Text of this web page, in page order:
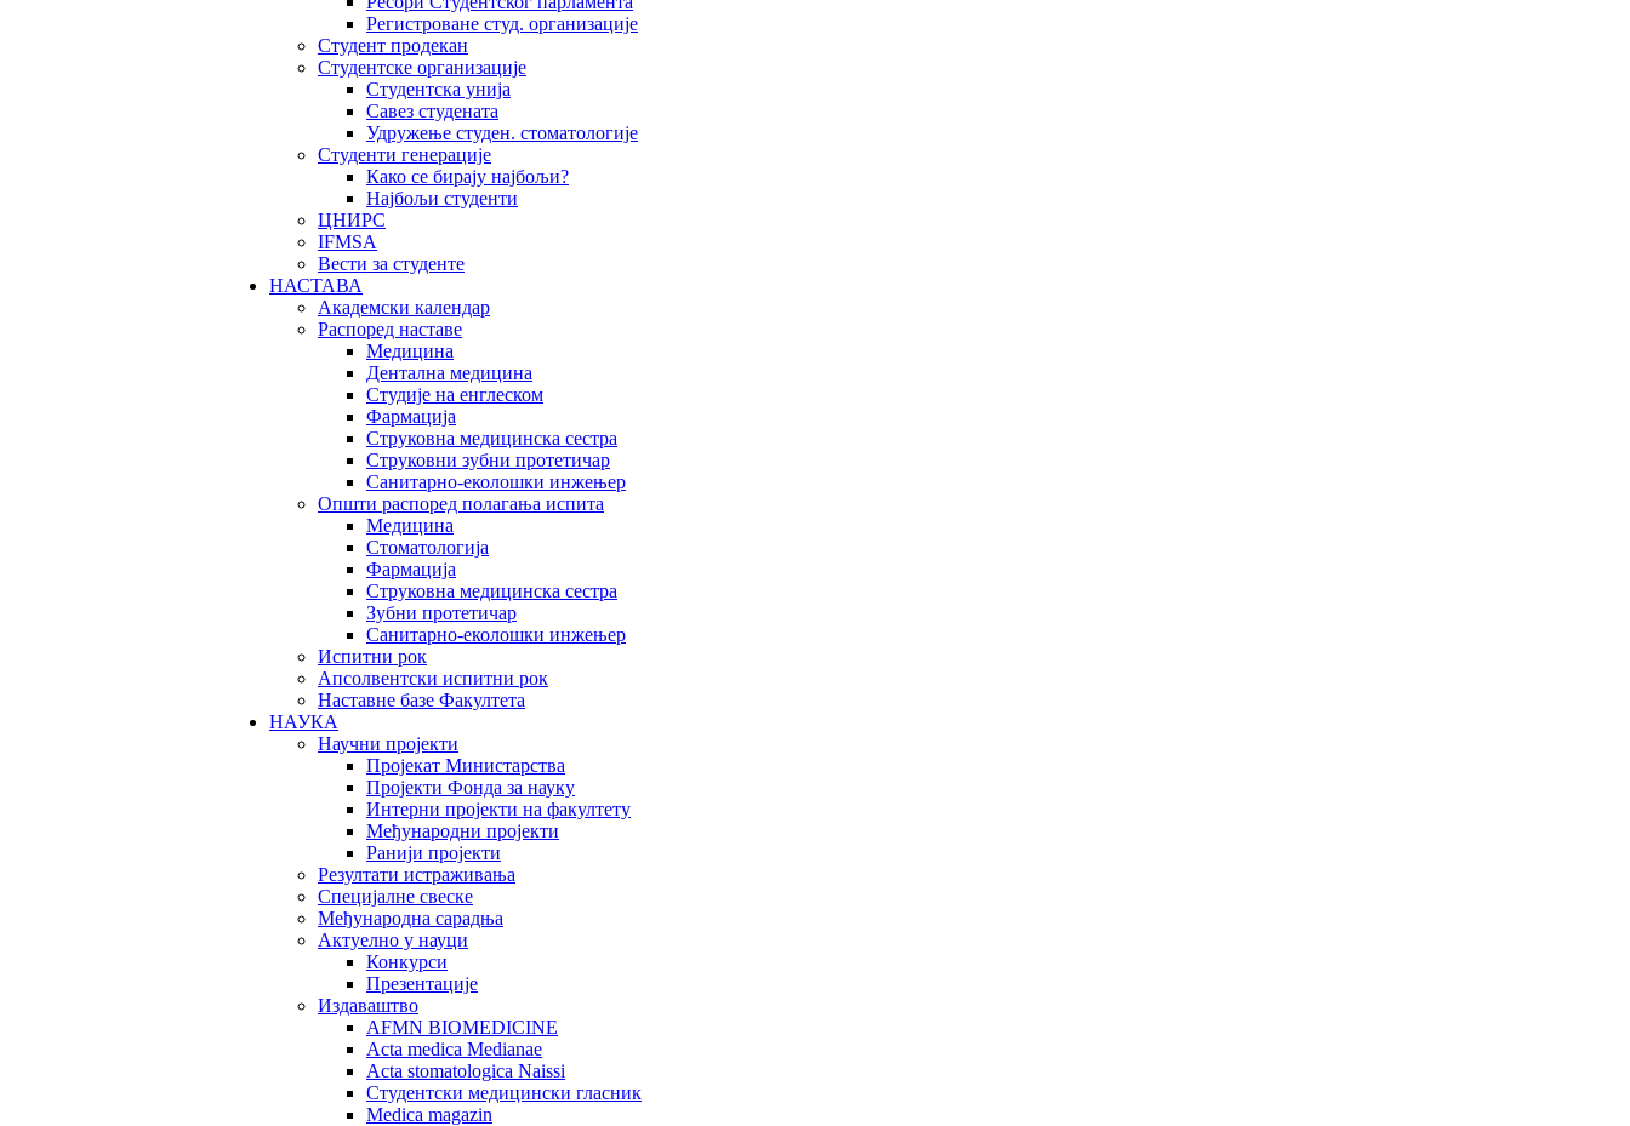
Регистроване студ. организације
Студент продекан
Студентске организације
Студентска унија
Савез студената
Удружење студен. стоматологије
Студенти генерације
Како се бирају најбољи?
Најбољи студенти
ЦНИРС
IFMSA
Вести за студенте
НАСТАВА
Академски календар
Распоред наставе
Медицина
Дентална медицина
Студије на енглеском
Фармација
Струковна медицинска сестра
Струковни зубни протетичар
Санитарно-еколошки инжењер
Општи распоред полагања испита
Медицина
Стоматологија
Фармација
Струковна медицинска сестра
Зубни протетичар
Санитарно-еколошки инжењер
Испитни рок
Апсолвентски испитни рок
Наставне базе Факултета
НАУКА
Научни пројекти
Пројекат Министарства
Пројекти Фонда за науку
Интерни пројекти на факултету
Међународни пројекти
Ранији пројекти
Резултати истраживања
Специјалне свеске
Међународна сарадња
Актуелно у науци
Конкурси
Презентације
Издаваштво
AFMN BIOMEDICINE
Acta medica Medianae
Acta stomatologica Naissi
Студентски медицински гласник
Medica magazin